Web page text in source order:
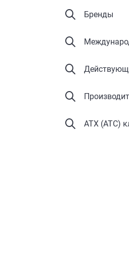
Бренды
АТХ (ATC)